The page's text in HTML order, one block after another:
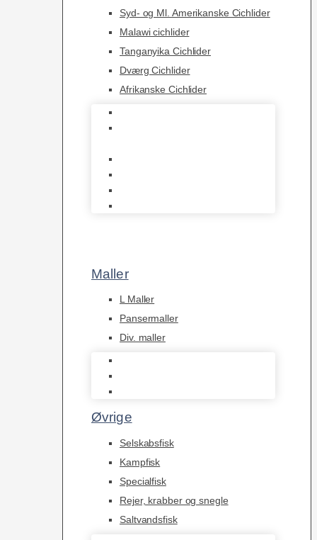
Syd- og Ml. Amerikanske Cichlider
Malawi cichlider
Tanganyika Cichlider
Dværg Cichlider
Afrikanske Cichlider
Maller
L Maller
Pansermaller
Div. maller
Øvrige
Selskabsfisk
Kampfisk
Specialfisk
Rejer, krabber og snegle
Saltvandsfisk